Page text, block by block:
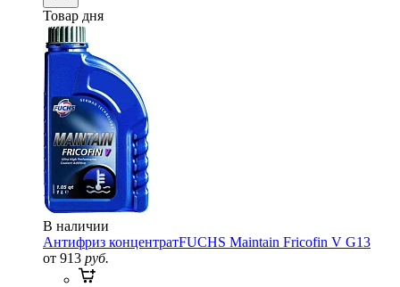
Товар дня
В наличии
Антифриз концентратFUCHS Maintain Fricofin V G13
от 913 руб.